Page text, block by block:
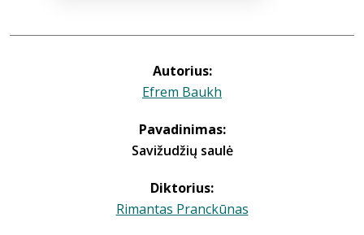
Autorius:
Efrem Baukh
Pavadinimas:
Savižudžių saulė
Diktorius:
Rimantas Pranckūnas